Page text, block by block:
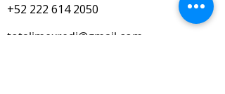
+52 222 614 2050
totalimexredi@gmail.com